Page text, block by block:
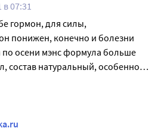
Кстати и иммунную систему
важно сейчас. Препарат нужно
заметил после месяца
07:31
гормон, для силы,
понижен, конечно и болезни
по осени мэнс формула больше
состав натуральный, особенно
отмечу, он способен повышать
тестостерона,
я не болел за все это время